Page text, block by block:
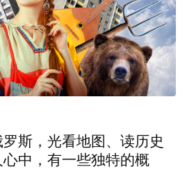
，光看地图、读历史
中，有一些独特的概